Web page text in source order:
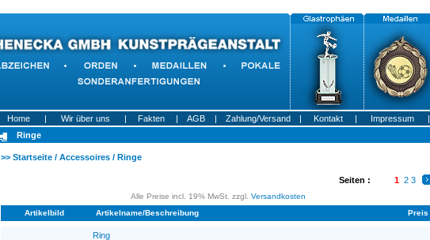
Home | Wir über uns | Fakten | AGB | Zahlung/Versand | Kontakt | Impressum |
Ringe
>> Startseite/ Accessoires/ Ringe
Seiten : 1 2 3
Alle Preise incl. 19% MwSt. zzgl. Versandkosten
Artikelbild
Artikelname/Beschreibung Preis
Ring